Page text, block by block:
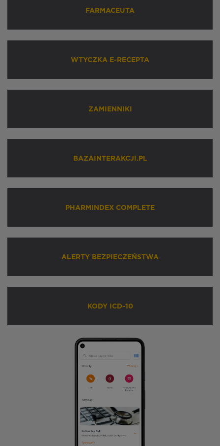
FARMACEUTA
WTYCZKA E-RECEPTA
ZAMIENNIKI
BAZAINTERAKCJI.PL
PHARMINDEX COMPLETE
ALERTY BEZPIECZEŃSTWA
KODY ICD-10